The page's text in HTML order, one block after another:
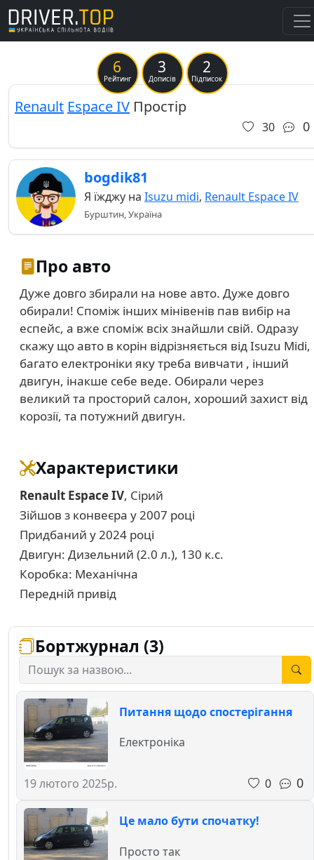
6
Рейтинг
3
Дописів
2
Підписок
Renault Espace IV Простір
30 0
bogdik81
Я їжджу на Isuzu midi, Renault Espace IV
Бурштин, Україна
Про авто
Дуже довго збирали на нове авто. Дуже довго
обирали! Споміж інших мінівенів пав вибір на
еспейс, а вже споміж всіх знайшли свій. Одразу
скажу що авто в корін відрізняється від Isuzu Midi,
багато електроніки яку треба вивчати , інший
двигун, інакше себе веде. Обирали через
великий та просторий салон, хороший захист від
корозії, та потужний двигун.
Характеристики
Renault Espace IV, Сірий
Зійшов з конвеєра у 2007 році
Придбаний у 2024 році
Двигун: Дизельний (2.0 л.), 130 к.с.
Коробка: Механічна
Передній привід
Бортжурнал (3)
Питання щодо спостерігання
19 лютого 2025р.
Електроніка
0 0
Це мало бути спочатку!
Просто так